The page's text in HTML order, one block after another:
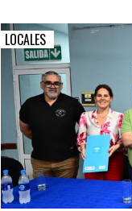
LOCALES